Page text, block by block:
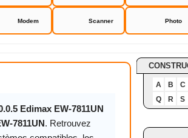
Modem Scanner Photo
Edimax EW-7811UN
7811UN. Retrouvez
A B
C
Q
R S